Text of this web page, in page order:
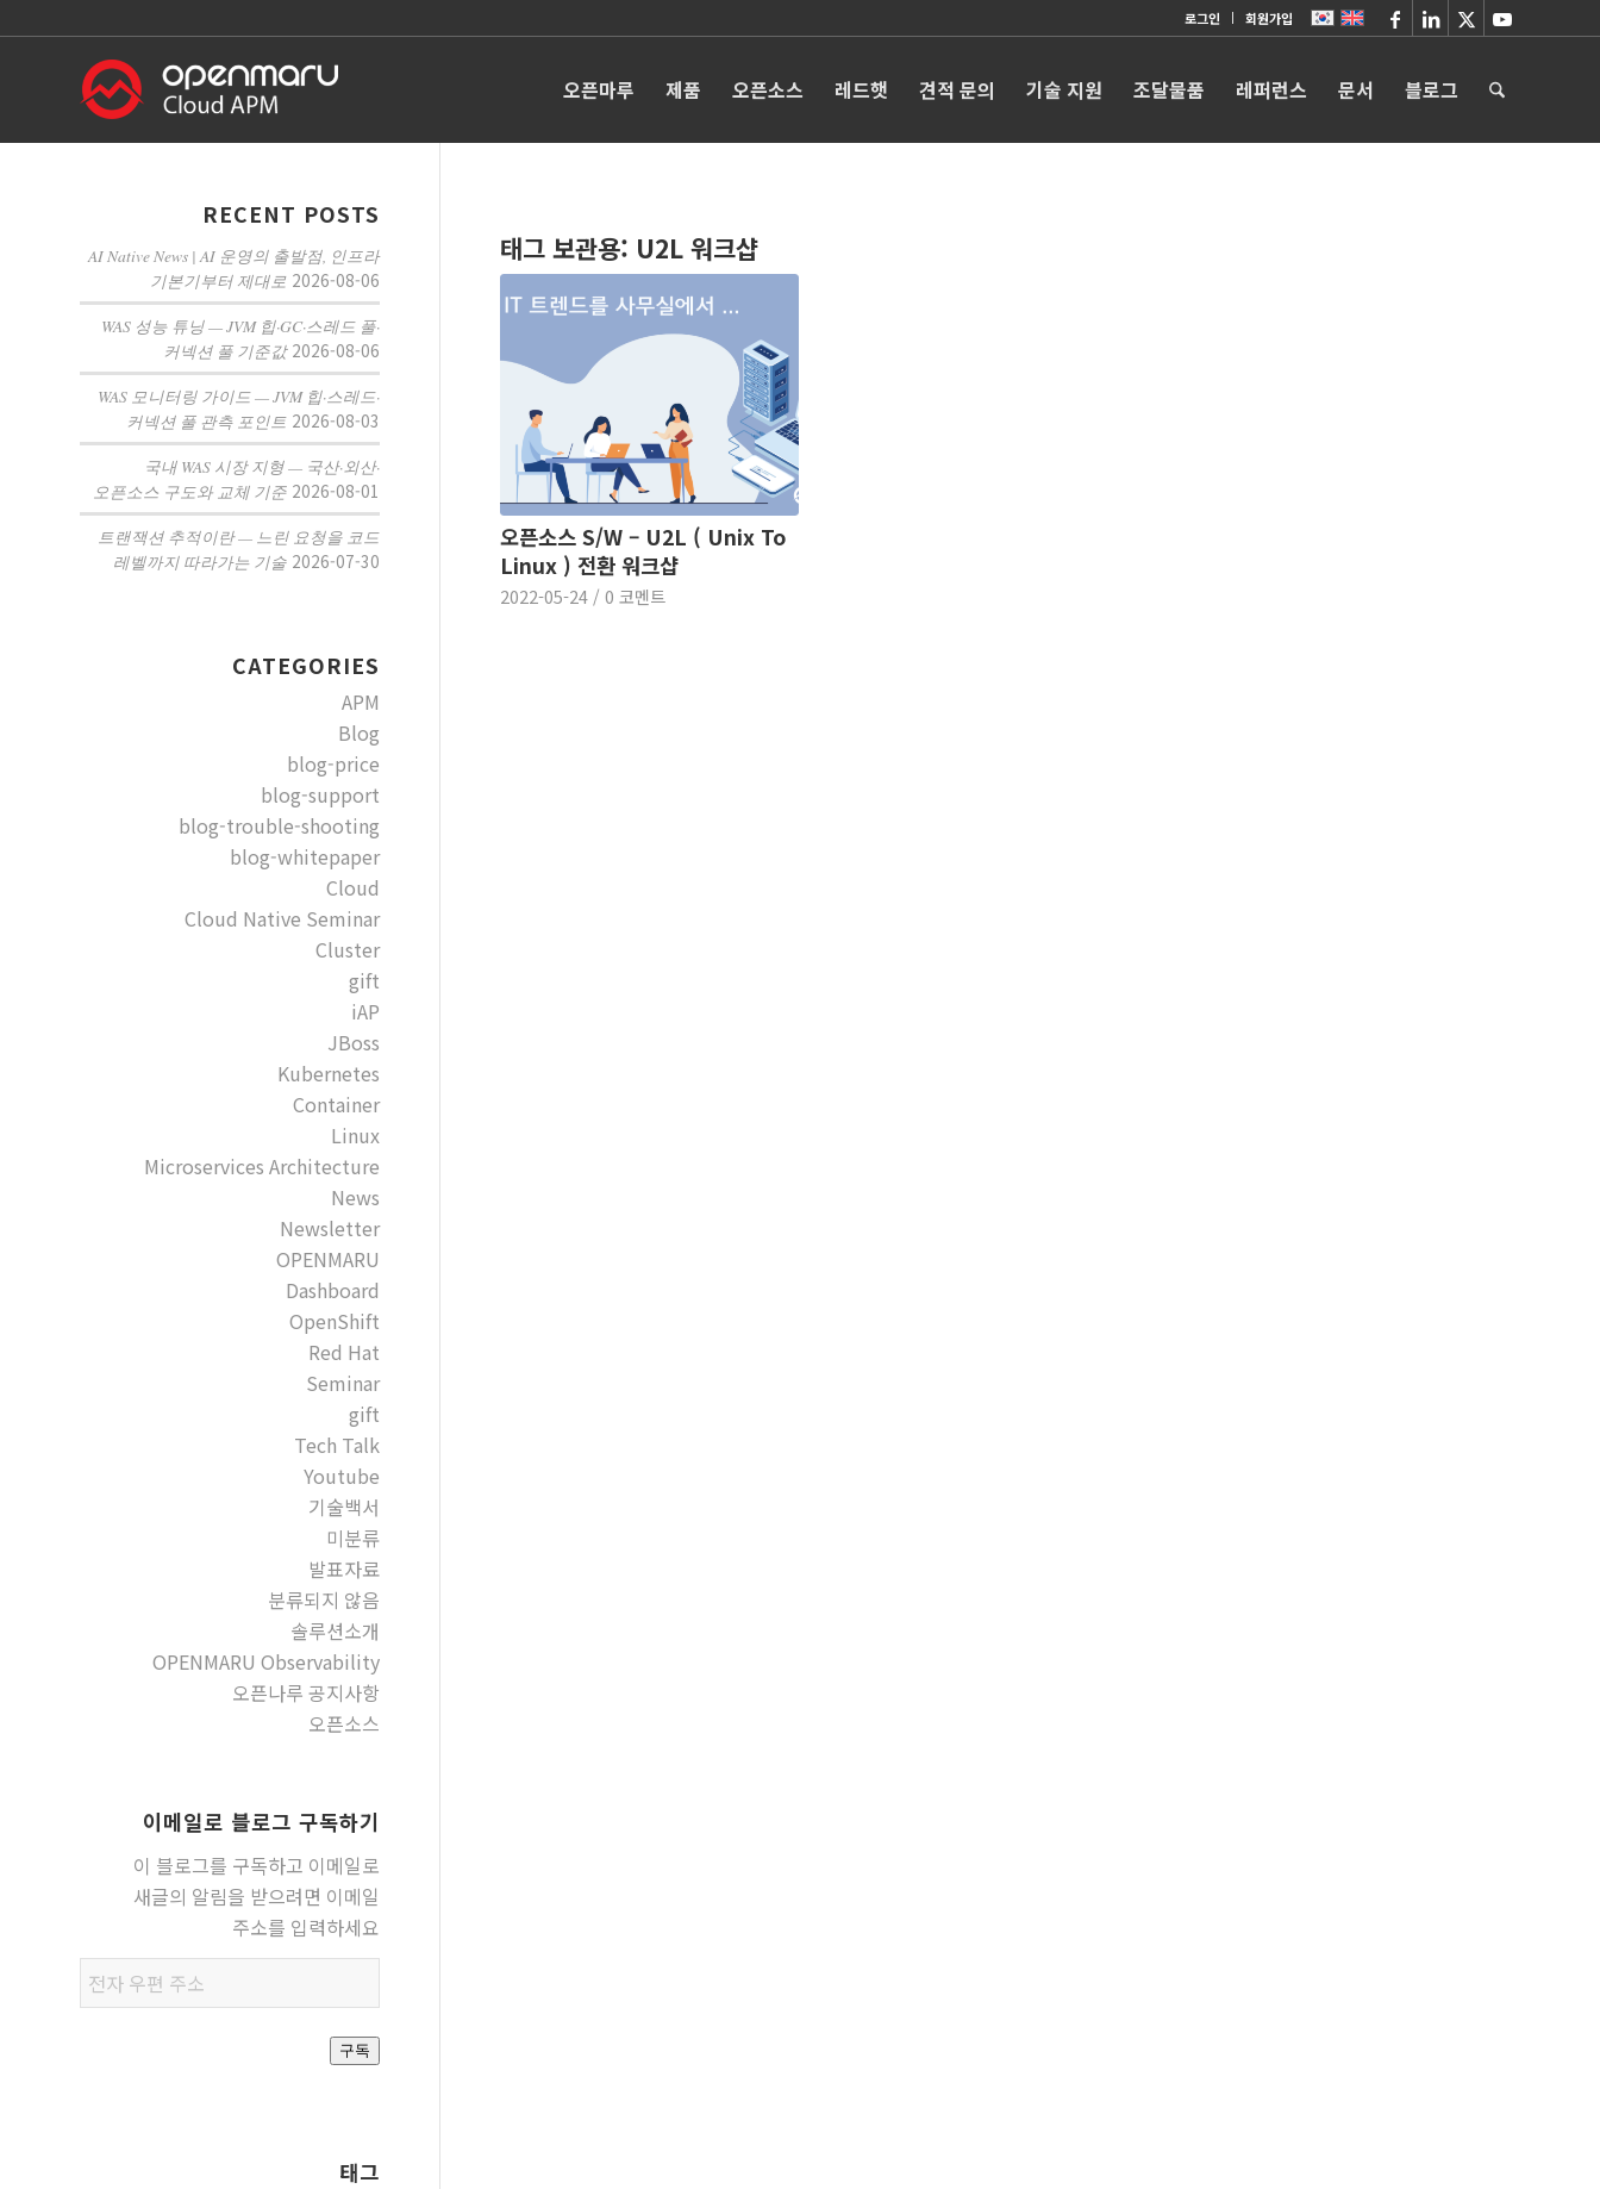
로그인 회원가입
오픈마루 제품 오픈소스 레드햇 견적 문의 기술 지원 조달물품 레퍼런스 문서 블로그
태그 보관용: U2L 워크샵
오픈소스 S/W – U2L ( Unix To
Linux ) 전환 워크샵
2022-05-24 / 0 코멘트
RECENT POSTS
AI Native News | AI 운영의 출발점, 인프라
기본기부터 제대로 2026-08-06
WAS 성능 튜닝 — JVM 힙·GC·스레드 풀·
커넥션 풀 기준값 2026-08-06
WAS 모니터링 가이드 — JVM 힙·스레드·
커넥션 풀 관측 포인트 2026-08-03
국내 WAS 시장 지형 — 국산·외산·
오픈소스 구도와 교체 기준 2026-08-01
트랜잭션 추적이란 — 느린 요청을 코드
레벨까지 따라가는 기술 2026-07-30
CATEGORIES
APM
Blog
blog-price
blog-support
blog-trouble-shooting
blog-whitepaper
Cloud
Cloud Native Seminar
Cluster
gift
iAP
JBoss
Kubernetes
Container
Linux
Microservices Architecture
News
Newsletter
OPENMARU
Dashboard
OpenShift
Red Hat
Seminar
gift
Tech Talk
Youtube
기술백서
미분류
발표자료
분류되지 않음
솔루션소개
OPENMARU Observability
오픈나루 공지사항
오픈소스
이메일로 블로그 구독하기
이 블로그를 구독하고 이메일로
새글의 알림을 받으려면 이메일
주소를 입력하세요
우편
주소
구독
태그